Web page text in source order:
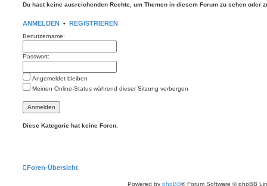
Du hast keine ausreichenden Rechte, um Themen in diesem Forum zu sehen oder
ANMELDEN • REGISTRIEREN
Benutzername:
Passwort:
Angemeldet bleiben
Meinen Online-Status während dieser Sitzung verbergen
Diese Kategorie hat keine Foren.
Foren-Übersicht
Powered by phpBB® Forum Software © phpBB